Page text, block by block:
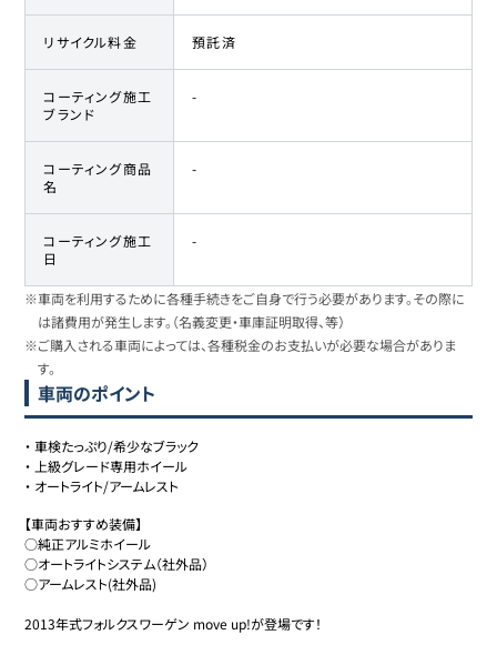
リサイクル料金 預託済
コーティング施工
ブランド
-
コーティング商品
名
-
コーティング施工
日
-
※車両を利用するために各種手続きをご自身で行う必要があります。その際に
は諸費用が発生します。（名義変更・車庫証明取得、等）
※ご購入される車両によっては、各種税金のお支払いが必要な場合がありま
す。
車両のポイント
・車検たっぷり/希少なブラック
・ 上級グレード専用ホイール
・ オートライト/アームレスト
【車両おすすめ装備】
○純正アルミホイール
○オートライトシステム（社外品）
○アームレスト(社外品)
2013年式フォルクスワーゲン move up!が登場です！